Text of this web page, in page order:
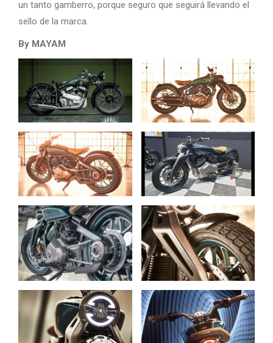
un tanto gamberro, porque seguro que seguirá llevando el
sello de la marca.
By MAYAM